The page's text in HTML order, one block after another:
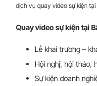
dịch vụ quay video sự kiện
Quay video sự kiện tại
Lễ khai trương –
Hội nghị, hội thảo,
Sự kiện doanh